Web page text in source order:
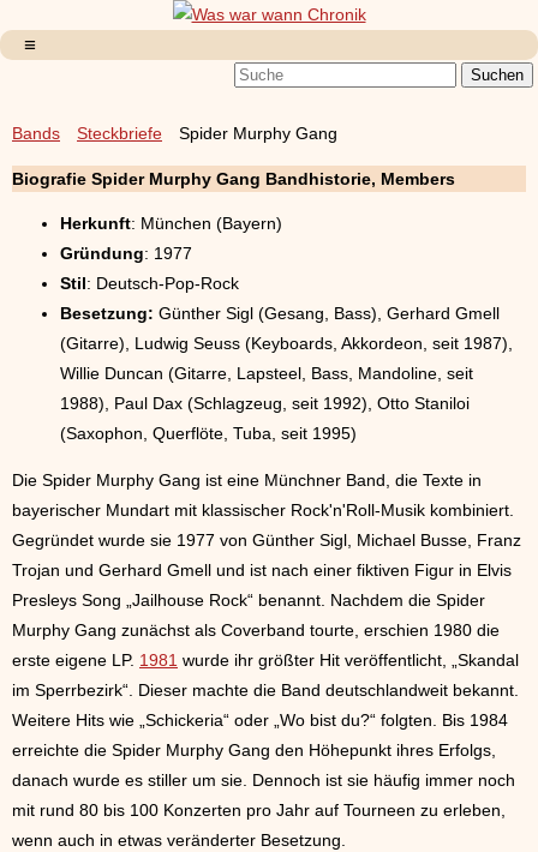
Bands Steckbriefe Spider Murphy Gang
Biografie Spider Murphy Gang Bandhistorie, Members
Herkunft: München (Bayern)
Gründung: 1977
Stil: Deutsch-Pop-Rock
Besetzung: Günther Sigl (Gesang, Bass), Gerhard Gmell
(Gitarre), Ludwig Seuss (Keyboards, Akkordeon, seit 1987),
Willie Duncan (Gitarre, Lapsteel, Bass, Mandoline, seit
1988), Paul Dax (Schlagzeug, seit 1992), Otto Staniloi
(Saxophon, Querflöte, Tuba, seit 1995)
Die Spider Murphy Gang ist eine Münchner Band, die Texte in
bayerischer Mundart mit klassischer Rock'n'Roll-Musik kombiniert.
Gegründet wurde sie 1977 von Günther Sigl, Michael Busse, Franz
Trojan und Gerhard Gmell und ist nach einer fiktiven Figur in Elvis
Presleys Song „Jailhouse Rock“ benannt. Nachdem die Spider
Murphy Gang zunächst als Coverband tourte, erschien 1980 die
erste eigene LP. 1981 wurde ihr größter Hit veröffentlicht, „Skandal
im Sperrbezirk“. Dieser machte die Band deutschlandweit bekannt.
Weitere Hits wie „Schickeria“ oder „Wo bist du?“ folgten. Bis 1984
erreichte die Spider Murphy Gang den Höhepunkt ihres Erfolgs,
danach wurde es stiller um sie. Dennoch ist sie häufig immer noch
mit rund 80 bis 100 Konzerten pro Jahr auf Tourneen zu erleben,
wenn auch in etwas veränderter Besetzung.